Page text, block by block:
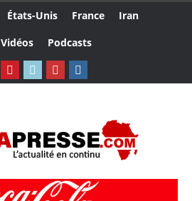
États-Unis France
Iran
Vidéos Podcasts